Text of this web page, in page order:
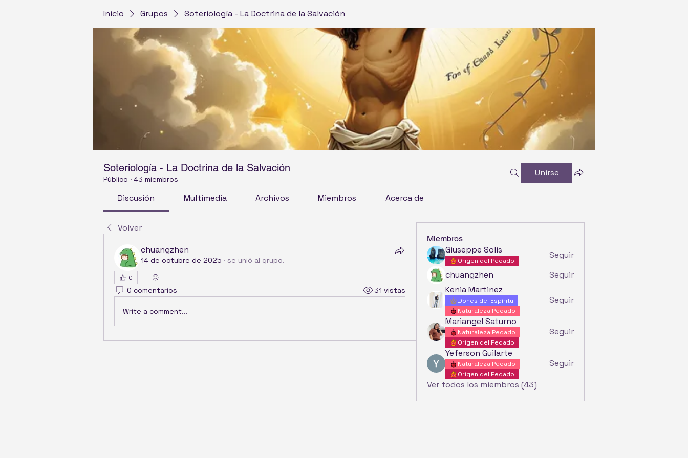
Inicio Grupos Soteriología - La Doctrina de la Salvación
Soteriología - La Doctrina de la Salvación
Público · 43 miembros
Unirse
Discusión Multimedia Archivos Miembros Acerca de
Volver
chuangzhen
14 de octubre de 2025 · se unió al grupo.
0
0 comentarios 31 vistas
Write a comment...
Miembros
Giuseppe Solis
Origen del Pecado
Seguir
chuangzhen
Seguir
Kenia Martinez
Dones del Espíritu
Naturaleza Pecado
Seguir
Mariangel Saturno
Naturaleza Pecado
Origen del Pecado
Seguir
Yeferson Guilarte
Naturaleza Pecado
Origen del Pecado
Seguir
Ver todos los miembros (43)